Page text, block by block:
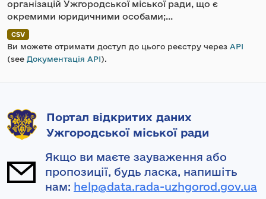
організацій Ужгородської міської ради, що є
окремими юридичними особами;...
CSV
Ви можете отримати доступ до цього реєстру через API
(see Документація API).
Портал відкритих даних
Ужгородської міської ради
Якщо ви маєте зауваження або
пропозиції, будь ласка, напишіть
нам: help@data.rada-uzhgorod.gov.ua